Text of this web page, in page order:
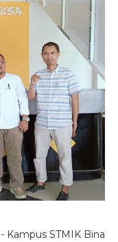
- Kampus STMIK Bina